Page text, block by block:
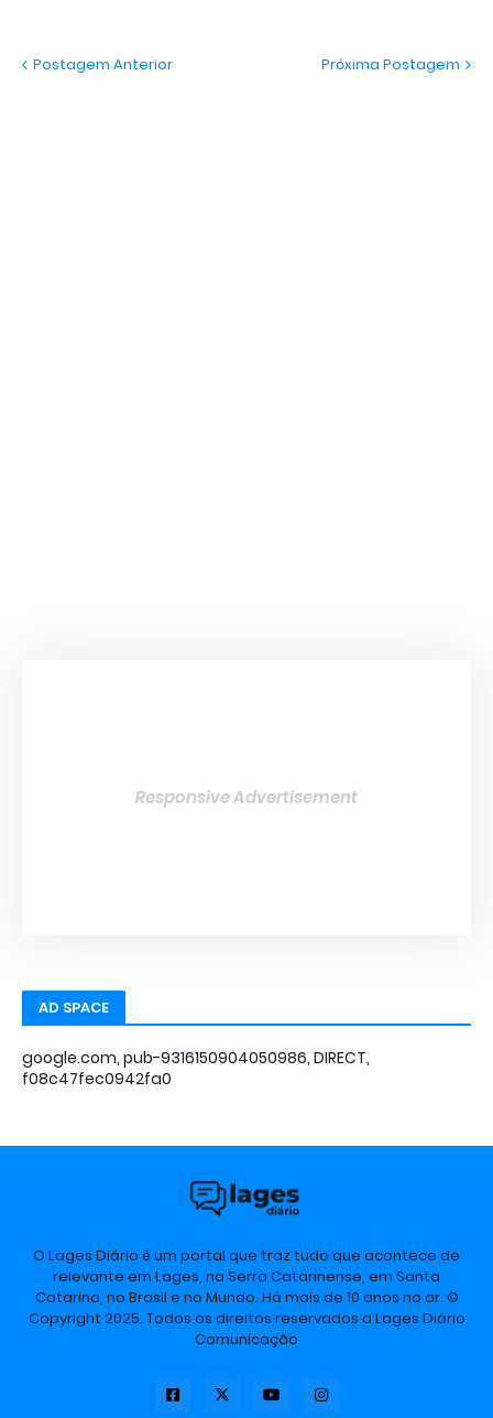
Postagem Anterior Próxima Postagem
Responsive Advertisement
AD SPACE
google.com, pub-9316150904050986, DIRECT,
f08c47fec0942fa0
O Lages Diário é um portal que traz tudo que acontece de
relevante em Lages, na Serra Catarinense, em Santa
Catarina, no Brasil e no Mundo. Há mais de 10 anos no ar. ©
Copyright 2025. Todos os direitos reservados a Lages Diário
Comunicação